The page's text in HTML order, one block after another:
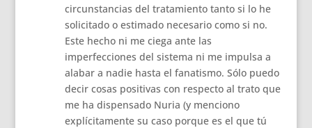
circunstancias del tratamiento tanto si lo he
solicitado o estimado necesario como si no.
Este hecho ni me ciega ante las
imperfecciones del sistema ni me impulsa a
alabar a nadie hasta el fanatismo. Sólo puedo
decir cosas positivas con respecto al trato que
me ha dispensado Nuria (y menciono
explícitamente su caso porque es el que tú